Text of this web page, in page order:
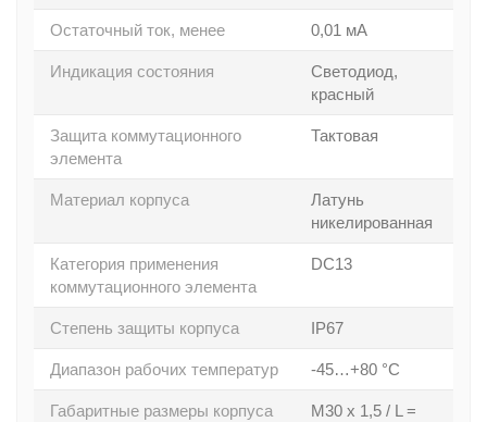
Остаточный ток, менее 0,01 мА
Индикация состояния
Светодиод,
красный
Защита коммутационного
элемента
Тактовая
Материал корпуса
Латунь
никелированная
Категория применения
коммутационного элемента
DC13
Степень защиты корпуса IP67
Диапазон рабочих температур -45…+80 °C
Габаритные размеры корпуса
M30 x 1,5 / L =